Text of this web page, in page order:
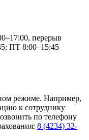
перерыв
ПТ 8:00–15:45
режиме. Например,
к сотруднику
по телефону
8 (4234) 32-